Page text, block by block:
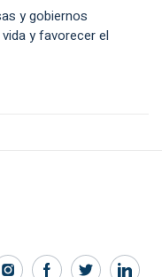
y gobiernos
y favorecer el